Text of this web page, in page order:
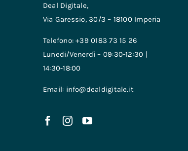
Deal Digitale,
Via Garessio, 30/3 – 18100 Imperia
Telefono: +39 0183 73 15 26
Lunedi/Venerdì – 09:30-12:30 |
14:30-18:00
Email: info@dealdigitale.it